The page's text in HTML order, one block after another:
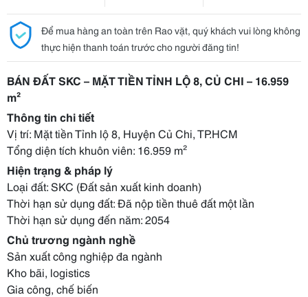
Để mua hàng an toàn trên Rao vặt, quý khách vui lòng không
thực hiện thanh toán trước cho người đăng tin!
BÁN ĐẤT SKC – MẶT TIỀN TỈNH LỘ 8, CỦ CHI – 16.959
m²
Thông tin chi tiết
Vị trí: Mặt tiền Tỉnh lộ 8, Huyện Củ Chi, TP.HCM
Tổng diện tích khuôn viên: 16.959 m²
Hiện trạng & pháp lý
Loại đất: SKC (Đất sản xuất kinh doanh)
Thời hạn sử dụng đất: Đã nộp tiền thuê đất một lần
Thời hạn sử dụng đến năm: 2054
Chủ trương ngành nghề
Sản xuất công nghiệp đa ngành
Kho bãi, logistics
Gia công, chế biến